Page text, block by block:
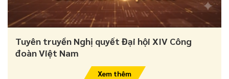
Tuyên truyền Nghị quyết Đại hội XIV Công
đoàn Việt Nam
Xem thêm